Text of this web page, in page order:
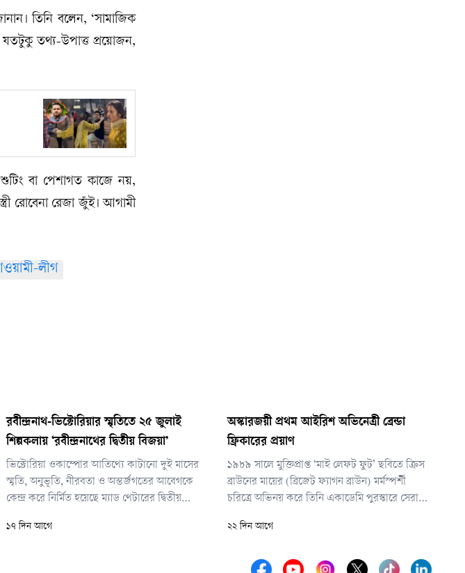
তিনি বলেন, ‘সামাজিক
যতটুকু তথ্য-উপাত্ত প্রয়োজন,
বা পেশাগত কাজে নয়,
রোবেনা রেজা জুঁই। আগামী
লীগ
রবীন্দ্রনাথ-ভিক্টোরিয়ার স্মৃতিতে ২৫ জুলাই
শিল্পকলায় ‘রবীন্দ্রনাথের দ্বিতীয় বিজয়া’
ভিক্টোরিয়া ওকাম্পোর আতিথ্যে কাটানো দুই মাসের
স্মৃতি, অনুভূতি, নীরবতা ও অন্তর্জগতের আবেগকে
কেন্দ্র করে নির্মিত হয়েছে ম্যাড থেটারের দ্বিতীয়
জুলাই) সন্ধ্যা ৭টা ১৫ মিনিটে বাংলাদেশ শিল্পকলা
১৭ দিন আগে
অস্কারজয়ী প্রথম আইরিশ অভিনেত্রী ব্রেন্ডা
ফ্রিকারের প্রয়াণ
১৯৮৯ সালে মুক্তিপ্রাপ্ত ‘মাই লেফট ফুট’ ছবিতে ক্রিস
ব্রাউনের মায়ের (ব্রিজেট ফ্যাগন ব্রাউন) মর্মস্পর্শী
চরিত্রে অভিনয় করে তিনি একাডেমি পুরস্কারে সেরা
অভাবনীয় সাফল্য তৎকালীন আইরিশ চলচ্চিত্র শিল্পের
পরবর্তী সিনেমা
২২ দিন আগে